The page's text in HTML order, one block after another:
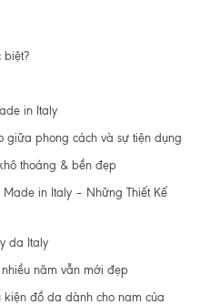
biệt?
in Italy
giữa phong cách và sự tiện dụng
thoáng & bền đẹp
in Italy – Những Thiết Kế
da Italy
năm vẫn mới đẹp
kiện đồ da dành cho nam của